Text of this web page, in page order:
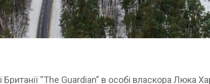
“The Guardian” в особі власкора Люка